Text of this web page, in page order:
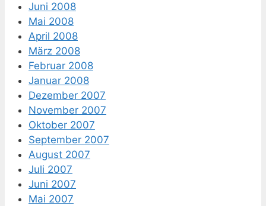
Juni 2008
Mai 2008
April 2008
März 2008
Februar 2008
Januar 2008
Dezember 2007
November 2007
Oktober 2007
September 2007
August 2007
Juli 2007
Juni 2007
Mai 2007